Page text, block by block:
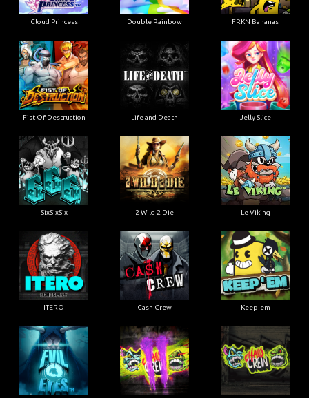
Cloud Princess Double Rainbow FRKN Bananas
Fist Of Destruction Life and Death Jelly Slice
SixSixSix 2 Wild 2 Die Le Viking
ITERO Cash Crew Keep'em